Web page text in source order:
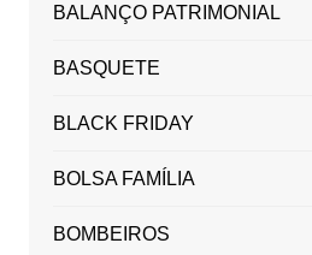
BALANÇO PATRIMONIAL
BASQUETE
BLACK FRIDAY
BOLSA FAMÍLIA
BOMBEIROS